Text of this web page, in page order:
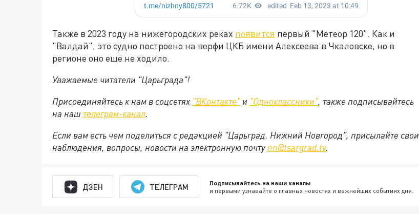
Также в 2023 году на нижегородских реках появится первый "Метеор 120". Как и
"Валдай", это судно построено на верфи ЦКБ имени Алексеева в Чкаловске, но в
регионе оно ещё не ходило.
Уважаемые читатели "Царьграда"!
Присоединяйтесь к нам в соцсетях "ВКонтакте"и "Одноклассники", также подписывайтесь
на наш телеграм-канал.
Если вам есть чем поделиться с редакцией "Царьград. Нижний Новгород", присылайте свои
наблюдения, вопросы, новости на электронную почту nn@tsargrad.tv.
ДЗЕН ТЕЛЕГРАМ Подписывайтесь на наши каналы
и первыми узнавайте о главных новостях и важнейших событиях дня.